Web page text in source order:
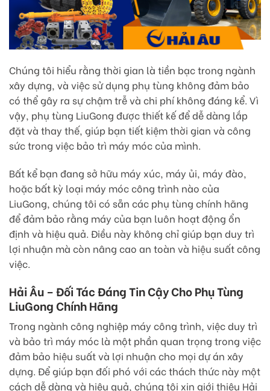
Chúng tôi hiểu rằng thời gian là tiền bạc trong ngành
xây dựng, và việc sử dụng phụ tùng không đảm bảo
có thể gây ra sự chậm trễ và chi phí không đáng kể. Vì
vậy, phụ tùng LiuGong được thiết kế để dễ dàng lắp
đặt và thay thế, giúp bạn tiết kiệm thời gian và công
sức trong việc bảo trì máy móc của mình.
Bất kể bạn đang sở hữu máy xúc, máy ủi, máy đào,
hoặc bất kỳ loại máy móc công trình nào của
LiuGong, chúng tôi có sẵn các phụ tùng chính hãng
để đảm bảo rằng máy của bạn luôn hoạt động ổn
định và hiệu quả. Điều này không chỉ giúp bạn duy trì
lợi nhuận mà còn nâng cao an toàn và hiệu suất công
việc.
Hải Âu – Đối Tác Đáng Tin Cậy Cho Phụ Tùng
LiuGong Chính Hãng
Trong ngành công nghiệp máy công trình, việc duy trì
và bảo trì máy móc là một phần quan trọng trong việc
đảm bảo hiệu suất và lợi nhuận cho mọi dự án xây
dựng. Để giúp bạn đối phó với các thách thức này một
cách dễ dàng và hiệu quả, chúng tôi xin giới thiệu Hải